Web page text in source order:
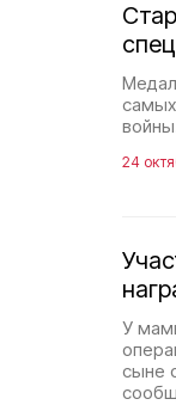
24
У
сыне